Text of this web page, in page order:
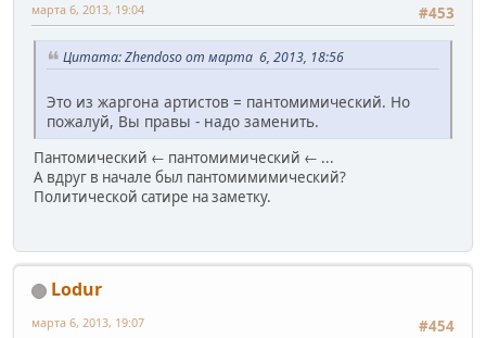
#453
марта 6, 2013, 19:04
Цитата: Zhendoso от марта 6, 2013, 18:56
Это из жаргона артистов = пантомимический. Но
пожалуй, Вы правы - надо заменить.
Пантомический ← пантомимический ← ...
А вдруг в начале был пантомимимический?
Политической сатире на заметку.
Lodur
#454
марта 6, 2013, 19:07